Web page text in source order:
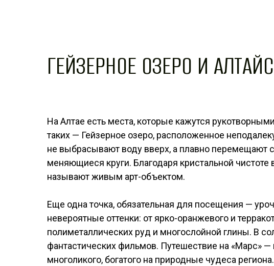
ГЕЙЗЕРНОЕ ОЗЕРО И
На Алтае есть места, которые кажутся
таких — Гейзерное озеро, расположенное
не выбрасывают воду вверх, а плавно перемещают
меняющиеся круги. Благодаря кристальной
называют живым арт-объектом.
Еще одна точка, обязательная для посещения —
невероятные оттенки: от ярко-оранжевого и
полиметаллических руд и многослойной глины. В
фантастических фильмов. Путешествие на «Марс»
многоликого, богатого на природные чудеса региона.